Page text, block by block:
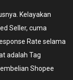
Kelayakan
Seller, cuma
Rate selama
adalah Tag
Shopee